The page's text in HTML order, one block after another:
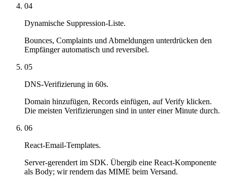
04
Dynamische Suppression-Liste.
Bounces, Complaints und Abmeldungen unterdrücken den
Empfänger automatisch und reversibel.
05
DNS-Verifizierung in 60s.
Domain hinzufügen, Records einfügen, auf Verify klicken.
Die meisten Verifizierungen sind in unter einer Minute durch.
06
React-Email-Templates.
Server-gerendert im SDK. Übergib eine React-Komponente
als Body; wir rendern das MIME beim Versand.